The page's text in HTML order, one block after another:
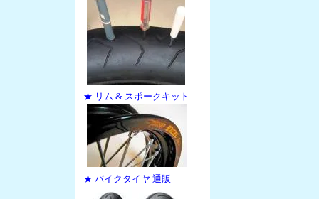
★ リム & スポークキット
★ バイクタイヤ 通販